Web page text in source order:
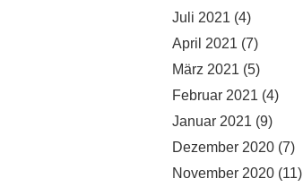
Juli 2021 (4)
April 2021 (7)
März 2021 (5)
Februar 2021 (4)
Januar 2021 (9)
Dezember 2020 (7)
November 2020 (11)